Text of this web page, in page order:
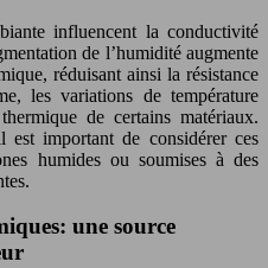
influencent la conductivité
de l’humidité augmente
réduisant ainsi la résistance
les variations de température
de certains matériaux.
important de considérer ces
humides ou soumises à des
une source